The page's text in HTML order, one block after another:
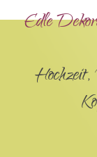
Edle
Hochzeit,